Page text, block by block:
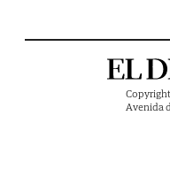
Copyright
Avenida